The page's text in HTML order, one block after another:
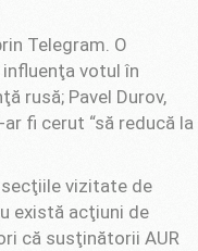
Telegram. O
votul în
rusă; Pavel Durov,
fi cerut “să reducă la
vizitate de
există acţiuni de
că susţinătorii AUR